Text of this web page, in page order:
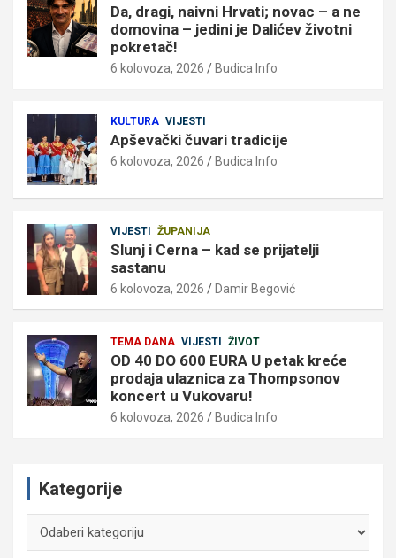
Da, dragi, naivni Hrvati; novac – a ne
domovina – jedini je Dalićev životni
pokretač!
6 kolovoza, 2026 Budica Info
KULTURA VIJESTI
Apševački čuvari tradicije
6 kolovoza, 2026 Budica Info
VIJESTI ŽUPANIJA
Slunj i Cerna – kad se prijatelji
sastanu
6 kolovoza, 2026 Damir Begović
TEMA DANA VIJESTI ŽIVOT
OD 40 DO 600 EURA U petak kreće
prodaja ulaznica za Thompsonov
koncert u Vukovaru!
6 kolovoza, 2026 Budica Info
Kategorije